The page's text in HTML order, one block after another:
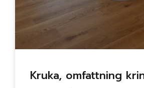
Kruka, omfattning